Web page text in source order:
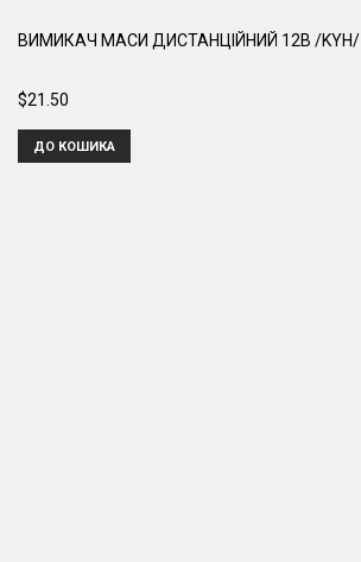
ВИМИКАЧ МАСИ ДИСТАНЦІЙНИЙ 12В /KYH/
$21.50
ДО КОШИКА